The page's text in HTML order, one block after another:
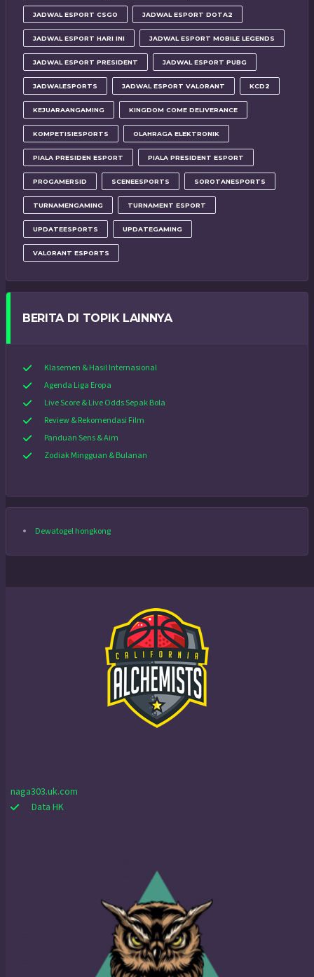
JADWAL ESPORT CSGO JADWAL ESPORT DOTA2
JADWAL ESPORT HARI INI JADWAL ESPORT MOBILE LEGENDS
JADWAL ESPORT PRESIDENT JADWAL ESPORT PUBG
JADWALESPORTS JADWAL ESPORT VALORANT KCD2
KEJUARAANGAMING KINGDOM COME DELIVERANCE
KOMPETISIESPORTS OLAHRAGA ELEKTRONIK
PIALA PRESIDEN ESPORT PIALA PRESIDENT ESPORT
PROGAMERSID SCENEESPORTS SOROTANESPORTS
TURNAMENGAMING TURNAMENT ESPORT
UPDATEESPORTS UPDATEGAMING
VALORANT ESPORTS
BERITA DI TOPIK LAINNYA
Klasemen & Hasil Internasional
Agenda Liga Eropa
Live Score & Live Odds Sepak Bola
Review & Rekomendasi Film
Panduan Sens & Aim
Zodiak Mingguan & Bulanan
Dewatogel hongkong
naga303.uk.com
Data HK